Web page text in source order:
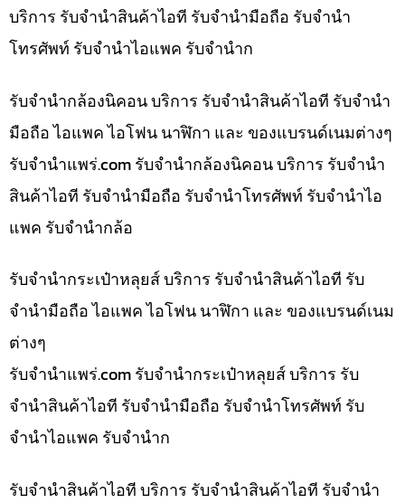
บริการ รับจำนำสินค้าไอที รับจำนำมือถือ รับจำนำ
โทรศัพท์ รับจำนำไอแพค รับจำนำก
รับจำนำกล้องนิคอน บริการ รับจำนำสินค้าไอที รับจำนำ
มือถือ ไอแพค ไอโฟน นาฬิกา และ ของแบรนด์เนมต่างๆ
รับจํานําแพร่.com รับจำนำกล้องนิคอน บริการ รับจำนำ
สินค้าไอที รับจำนำมือถือ รับจำนำโทรศัพท์ รับจำนำไอ
แพค รับจำนำกล้อ
รับจำนำกระเป๋าหลุยส์ บริการ รับจำนำสินค้าไอที รับ
จำนำมือถือ ไอแพค ไอโฟน นาฬิกา และ ของแบรนด์เนม
ต่างๆ
รับจํานําแพร่.com รับจำนำกระเป๋าหลุยส์ บริการ รับ
จำนำสินค้าไอที รับจำนำมือถือ รับจำนำโทรศัพท์ รับ
จำนำไอแพค รับจำนำก
รับจำนำสินค้าไอที บริการ รับจำนำสินค้าไอที รับจำนำ